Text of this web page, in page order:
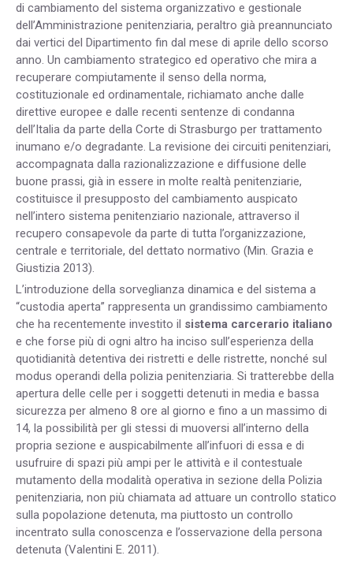
di cambiamento del sistema organizzativo e gestionale
dell’Amministrazione penitenziaria, peraltro già preannunciato
dai vertici del Dipartimento fin dal mese di aprile dello scorso
anno. Un cambiamento strategico ed operativo che mira a
recuperare compiutamente il senso della norma,
costituzionale ed ordinamentale, richiamato anche dalle
direttive europee e dalle recenti sentenze di condanna
dell’Italia da parte della Corte di Strasburgo per trattamento
inumano e/o degradante. La revisione dei circuiti penitenziari,
accompagnata dalla razionalizzazione e diffusione delle
buone prassi, già in essere in molte realtà penitenziarie,
costituisce il presupposto del cambiamento auspicato
nell’intero sistema penitenziario nazionale, attraverso il
recupero consapevole da parte di tutta l’organizzazione,
centrale e territoriale, del dettato normativo (Min. Grazia e
Giustizia 2013).
L’introduzione della sorveglianza dinamica e del sistema a
“custodia aperta” rappresenta un grandissimo cambiamento
che ha recentemente investito il sistema carcerario italiano
e che forse più di ogni altro ha inciso sull’esperienza della
quotidianità detentiva dei ristretti e delle ristrette, nonché sul
modus operandi della polizia penitenziaria. Si tratterebbe della
apertura delle celle per i soggetti detenuti in media e bassa
sicurezza per almeno 8 ore al giorno e fino a un massimo di
14, la possibilità per gli stessi di muoversi all’interno della
propria sezione e auspicabilmente all’infuori di essa e di
usufruire di spazi più ampi per le attività e il contestuale
mutamento della modalità operativa in sezione della Polizia
penitenziaria, non più chiamata ad attuare un controllo statico
sulla popolazione detenuta, ma piuttosto un controllo
incentrato sulla conoscenza e l’osservazione della persona
detenuta (Valentini E. 2011).